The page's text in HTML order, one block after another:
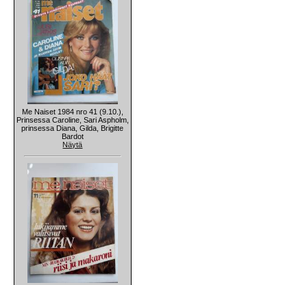
Me Naiset 1984 nro 41 (9.10.),
Prinsessa Caroline, Sari Aspholm,
prinsessa Diana, Gilda, Brigitte
Bardot
Näytä